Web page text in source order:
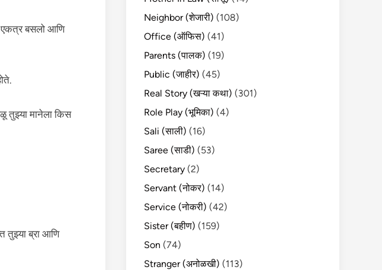
एकत्र बसलो आणि
तुझ्या मानेला किस
तुझ्या ब्रा आणि
Neighbor (शेजारी) (108)
Office (ऑफिस) (41)
Parents (पालक) (19)
Public (जाहीर) (45)
Real Story (खऱ्या कथा) (301)
Role Play (भूमिका) (4)
Sali (साली) (16)
Saree (साडी) (53)
Secretary (2)
Servant (नोकर) (14)
Service (नोकरी) (42)
Sister (बहीण) (159)
Son (74)
Stranger (अनोळखी) (113)